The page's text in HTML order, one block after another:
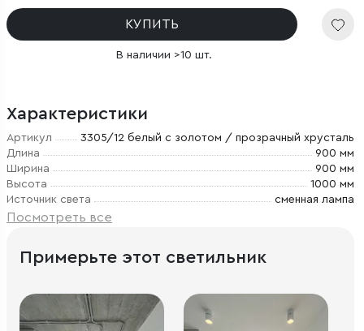
КУПИТЬ
В наличии >10 шт.
Характеристики
Артикул
3305/12 белый с золотом / прозрачный хрусталь
Длина
900 мм
Ширина
900 мм
Высота
1000 мм
Источник света
сменная лампа
Посмотреть все
Примерьте этот светильник